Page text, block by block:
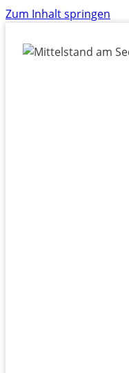
Zum Inhalt springen